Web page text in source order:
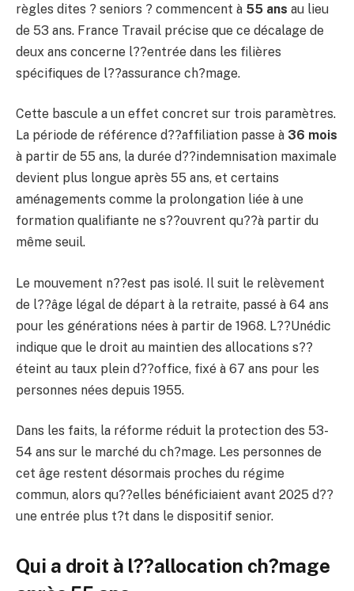
règles dites ? seniors ? commencent à 55 ans au lieu
de 53 ans. France Travail précise que ce décalage de
deux ans concerne l??entrée dans les filières
spécifiques de l??assurance ch?mage.
Cette bascule a un effet concret sur trois paramètres.
La période de référence d??affiliation passe à 36 mois
à partir de 55 ans, la durée d??indemnisation maximale
devient plus longue après 55 ans, et certains
aménagements comme la prolongation liée à une
formation qualifiante ne s??ouvrent qu??à partir du
même seuil.
Le mouvement n??est pas isolé. Il suit le relèvement
de l??âge légal de départ à la retraite, passé à 64 ans
pour les générations nées à partir de 1968. L??Unédic
indique que le droit au maintien des allocations s??
éteint au taux plein d??office, fixé à 67 ans pour les
personnes nées depuis 1955.
Dans les faits, la réforme réduit la protection des 53-
54 ans sur le marché du ch?mage. Les personnes de
cet âge restent désormais proches du régime
commun, alors qu??elles bénéficiaient avant 2025 d??
une entrée plus t?t dans le dispositif senior.
Qui a droit à l??allocation ch?mage